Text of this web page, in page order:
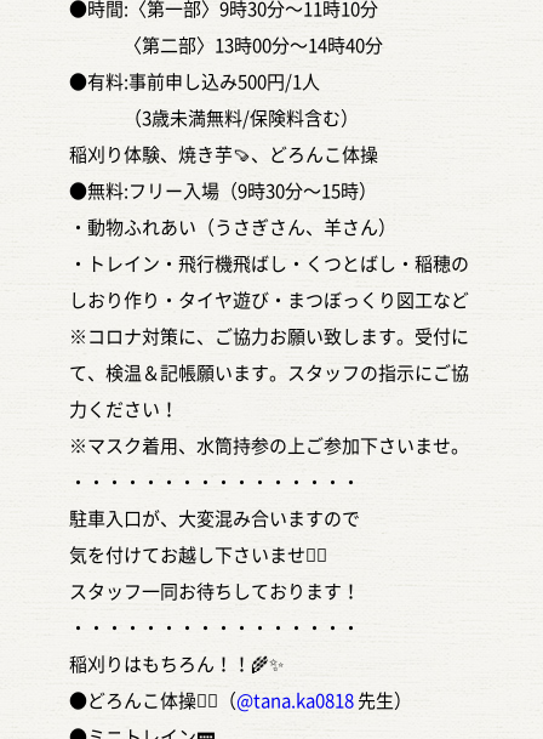
●時間:〈第一部〉9時30分〜11時10分
〈第二部〉13時00分〜14時40分
●有料:事前申し込み500円/1人
（3歳未満無料/保険料含む）
稲刈り体験、焼き芋🍠、どろんこ体操
●無料:フリー入場（9時30分〜15時）
・動物ふれあい（うさぎさん、羊さん）
・トレイン・飛行機飛ばし・くつとばし・稲穂の
しおり作り・タイヤ遊び・まつぼっくり図工など
※コロナ対策に、ご協力お願い致します。受付に
て、検温＆記帳願います。スタッフの指示にご協
力ください！
※マスク着用、水筒持参の上ご参加下さいませ。
・・・・・・・・・・・・・・・・
駐車入口が、大変混み合いますので
気を付けてお越し下さいませ🙇‍♀️
スタッフ一同お待ちしております！
・・・・・・・・・・・・・・・・
稲刈りはもちろん！！🌾✨
●どろんこ体操🤸‍♂️（@tana.ka0818先生）